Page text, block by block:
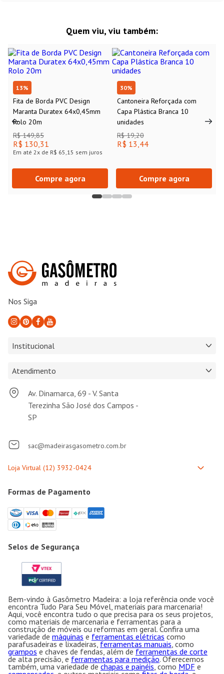
Quem viu, viu também:
13%
Fita de Borda PVC Design
Maranta Duratex 64x0,45mm
Rolo 20m
R$ 149,85
R$ 130,31
Em até 2x de R$ 65,15 sem juros
Compre agora
30%
Cantoneira Reforçada com
Capa Plástica Branca 10
unidades
R$ 19,20
R$ 13,44
Compre agora
Nos Siga
Institucional
Atendimento
Av. Dinamarca, 69 - V. Santa
Terezinha São José dos Campos -
SP
sac@madeirasgasometro.com.br
Formas de Pagamento
Selos de Segurança
Bem-vindo à Gasômetro Madeira: a loja referência onde você
encontra Tudo Para Seu Móvel, materiais para marcenaria!
Aqui, você encontra tudo o que precisa para os seus projetos,
como materiais de marcenaria e ferramentas para a
construção de móveis ou reformas em geral. Confira uma
variedade de máquinas e ferramentas elétricas como
parafusadeiras e lixadeiras, ferramentas manuais, como
grampos e chaves de fendas, além de ferramentas de corte
de alta precisão, e ferramentas para medição. Oferecemos
também, uma variedade de chapas e painéis, como MDF e